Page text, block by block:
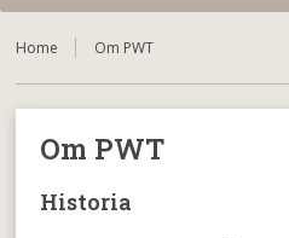
Home Om PWT
Om PWT
Historia